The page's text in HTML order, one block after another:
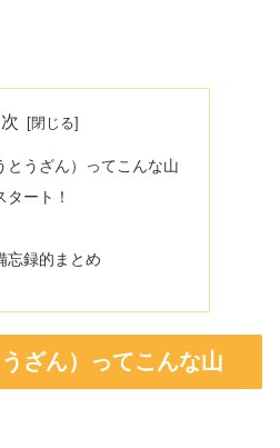
とうざん）ってこんな山
ート！
録的まとめ
ざん）ってこんな山